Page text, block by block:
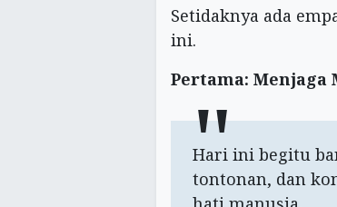
Setidaknya ada
ini.
Pertama: Menjaga
Hari ini begitu
tontonan, dan